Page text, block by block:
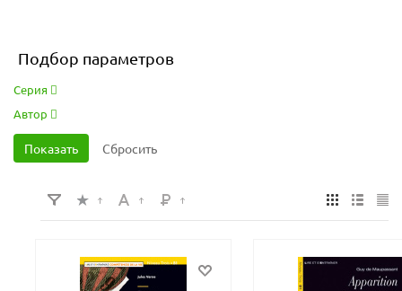
Подбор параметров
Серия
Автор